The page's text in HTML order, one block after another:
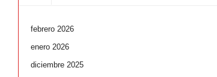
febrero 2026
enero 2026
diciembre 2025